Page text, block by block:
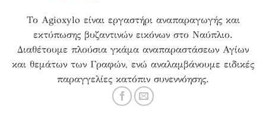
Το Agioxylo είναι εργαστήρι αναπαραγωγής και
εκτύπωσης βυζαντινών εικόνων στο Ναύπλιο.
Διαθέτουμε πλούσια γκάμα αναπαραστάσεων Αγίων
και θεμάτων των Γραφών, ενώ αναλαμβάνουμε ειδικές
παραγγελίες κατόπιν συνεννόησης.